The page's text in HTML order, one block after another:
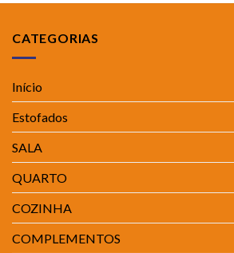
CATEGORIAS
Início
Estofados
SALA
QUARTO
COZINHA
COMPLEMENTOS